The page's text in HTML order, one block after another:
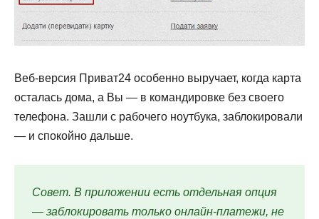
Веб-версия Приват24 особенно выручает, когда карта
осталась дома, а Вы — в командировке без своего
телефона. Зашли с рабочего ноутбука, заблокировали
— и спокойно дальше.
Совет. В приложении есть отдельная опция
— заблокировать только онлайн-платежи, не